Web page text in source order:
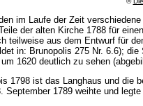
im Laufe der Zeit
der alten Kirche 1788 für
teilweise aus dem Entwurf für
in: Brunopolis 275 Nr. 6.6);
1620 deutlich zu sehen
1798 ist das Langhaus und die
September 1789 weihte und